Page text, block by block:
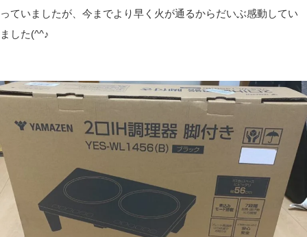
っていましたが、今までより早く火が通るからだいぶ感動してい
ました(^^♪